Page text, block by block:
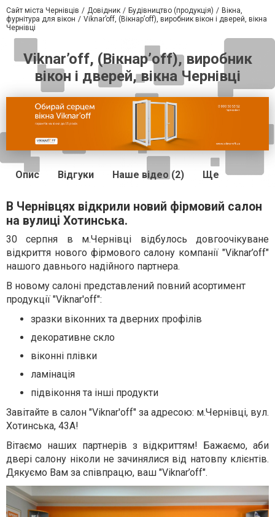
Сайт міста Чернівців Довідник Будівництво (продукція)
Вікна,
фурнітура для вікон
Viknar’off, (Вікнар’off), виробник вікон і дверей, вікна
Чернівці
Viknar’off, (Вікнар’off), виробник
вікон і дверей, вікна Чернівці
Опис Відгуки Наше відео (2) Ще
В Чернівцях відкрили новий фірмовий салон
на вулиці Хотинська.
30 серпня в м.Чернівці відбулось довгоочікуване
відкриття нового фірмового салону компанії "Viknar’off"
нашого давнього надійного партнера.
В новому салоні представлений повний асортимент
продукції "Viknar'off":
зразки віконних та дверних профілів
декоративне скло
віконні плівки
ламінація
підвіконня та інші продукти
Завітайте в салон "Viknar'off" за адресою: м.Чернівці, вул.
Хотинська, 43А!
Вітаємо наших партнерів з відкриттям! Бажаємо, аби
двері салону ніколи не зачинялися від натовпу клієнтів.
Дякуємо Вам за співпрацю, ваш "Viknar’off".